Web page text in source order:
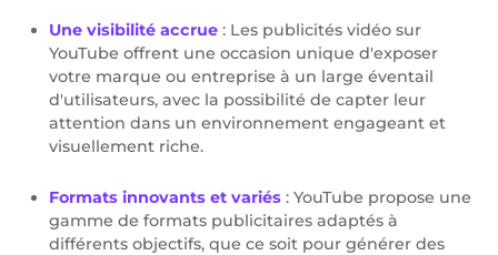
Une visibilité accrue : Les publicités vidéo sur
YouTube offrent une occasion unique d'exposer
votre marque ou entreprise à un large éventail
d'utilisateurs, avec la possibilité de capter leur
attention dans un environnement engageant et
visuellement riche.
Formats innovants et variés : YouTube propose une
gamme de formats publicitaires adaptés à
différents objectifs, que ce soit pour générer des